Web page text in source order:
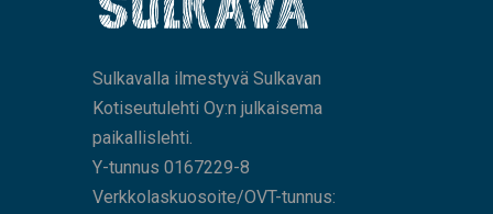
Sulkavalla ilmestyvä Sulkavan
Kotiseutulehti Oy:n julkaisema
paikallislehti.
Y-tunnus 0167229-8
Verkkolaskuosoite/OVT-tunnus: